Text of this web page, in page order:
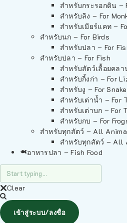
สำหรับกระรอกดิน –
สำหรับลิง – For
สำหรับเมียร์แคท –
สำหรับนก – For Birds
สำหรับปลา – For
สำหรับปลา – For Fish
สำหรับสัตว์เลื้อยคล
สำหรับกิ้งก่า – For
สำหรับงู – For
สำหรับเต่าน้ำ – For
สำหรับเต่าบก – For
สำหรับกบ – For
สำหรับทุกสัตว์ – All
สำหรับทุกสัตว์ – All
อาหารปลา – Fish Food
Clear
เข้าสู่ระบบ/ลงชื่อ